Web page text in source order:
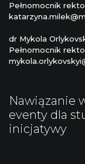
Pełnomocnik
dr Mykola
Pełnomocnik
Nawiązanie
eventy dla
inicjatywy